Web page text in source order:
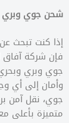
شحن جوي وبري
إذا كنت تبحث
فإن شركة آفاق
جوي وبري
وأمان إلى أي
جوي، نقل آمن
متميزة بأعلى